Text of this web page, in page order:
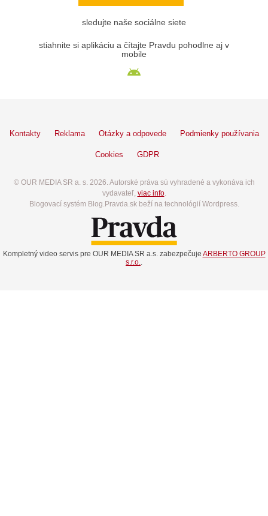
sledujte naše sociálne siete
stiahnite si aplikáciu a čítajte Pravdu pohodlne aj v
mobile
Kontakty Reklama Otázky a odpovede Podmienky používania
Cookies GDPR
© OUR MEDIA SR a. s. 2026. Autorské práva sú vyhradené a vykonáva ich
vydavateľ, viac info.
Blogovací systém Blog.Pravda.sk beží na technológií Wordpress.
Kompletný video servis pre OUR MEDIA SR a.s. zabezpečuje ARBERTO GROUP
s.r.o..